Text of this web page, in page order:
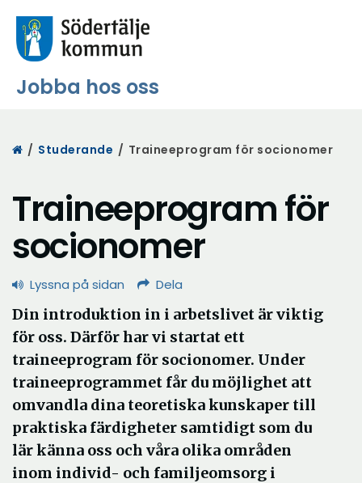
Jobba hos oss
Start
/ Studerande / Traineeprogram för socionomer
Traineeprogram för
socionomer
Lyssna på sidan Dela
Din introduktion in i arbetslivet är viktig
för oss. Därför har vi startat ett
traineeprogram för socionomer. Under
traineeprogrammet får du möjlighet att
omvandla dina teoretiska kunskaper till
praktiska färdigheter samtidigt som du
lär känna oss och våra olika områden
inom individ- och familjeomsorg i